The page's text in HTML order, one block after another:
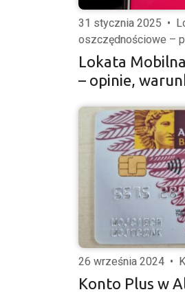
31 stycznia 2025 •
oszczędnościowe –
Lokata
– opinie,
26 września 2024 •
Konto Plus w